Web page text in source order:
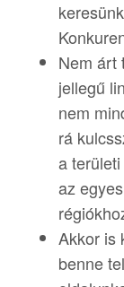
Nem árt
jellegű
nem
rá
a
az
Akkor is
benne